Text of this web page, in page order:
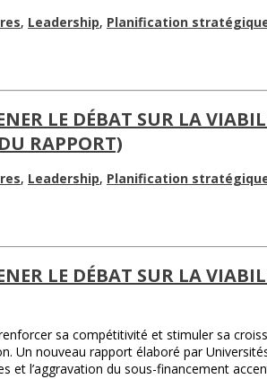
, Leadership, Planification
LE DÉBAT SUR LA
RAPPORT)
, Leadership, Planification
LE DÉBAT SUR LA
sa compétitivité et stimuler sa
nouveau rapport élaboré par Universités
et l’aggravation du sous-financement